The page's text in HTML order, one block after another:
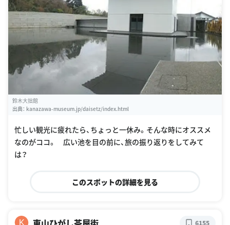
鈴木大拙館
出典： kanazawa-museum.jp/daisetz/index.html
忙しい観光に疲れたら、ちょっと一休み。そんな時にオススメ
なのがココ。 広い池を目の前に、旅の振り返りをしてみて
は？
このスポットの詳細を見る
K 6155